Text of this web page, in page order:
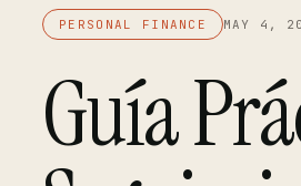
PERSONAL FINANCE MAY 4,
Guía